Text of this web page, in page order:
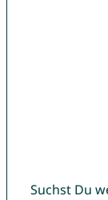
Suchst Du